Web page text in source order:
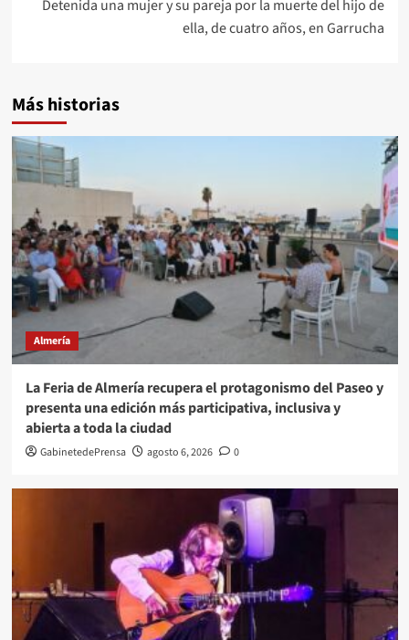
Detenida una mujer y su pareja por la muerte del hijo de
ella, de cuatro años, en Garrucha
Más historias
Almería
La Feria de Almería recupera el protagonismo del Paseo y
presenta una edición más participativa, inclusiva y
abierta a toda la ciudad
GabinetedePrensa agosto 6, 2026 0